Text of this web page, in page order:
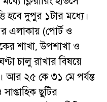
হবে দুপুর ১টার মধ্যে।
এলাকায় (পোর্ট ও
শাখা, উপশাখা ও
চালু রাখার বিষয়ে
আর ২৫ কে ৩১ মে পর্যন্ত
ছুটির